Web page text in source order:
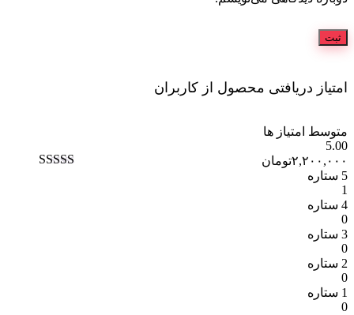
امتیاز دریافتی محصول از کاربران
متوسط امتیاز ها
5.00
۲,۲۰۰,۰۰۰تومان
5 ستاره
1
4 ستاره
0
3 ستاره
0
2 ستاره
0
1 ستاره
0